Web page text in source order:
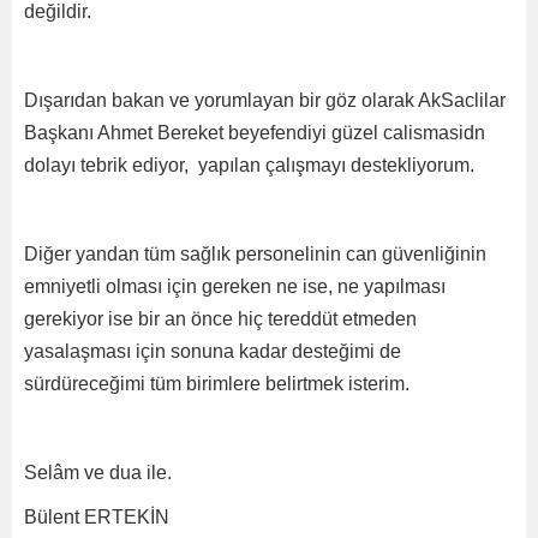
değildir.
Dışarıdan bakan ve yorumlayan bir göz olarak AkSaclilar
Başkanı Ahmet Bereket beyefendiyi güzel calismasidn
dolayı tebrik ediyor, yapılan çalışmayı destekliyorum.
Diğer yandan tüm sağlık personelinin can güvenliğinin
emniyetli olması için gereken ne ise, ne yapılması
gerekiyor ise bir an önce hiç tereddüt etmeden
yasalaşması için sonuna kadar desteğimi de
sürdüreceğimi tüm birimlere belirtmek isterim.
Selâm ve dua ile.
Bülent ERTEKİN